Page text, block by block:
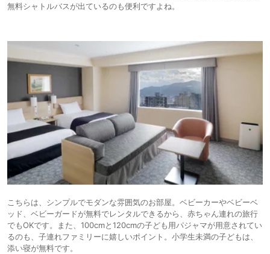
無料シャトルバスが出ているのも便利ですよね。
こちらは、シンプルでモダンな雰囲気のお部屋。ベビーカーやベビーベ
ッド、ベビーガードが無料でレンタルできるから、赤ちゃん連れの旅行
でもOKです。また、100cmと120cmの子ども用パジャマが用意されてい
るのも、子連れファミリーに嬉しいポイント。⼩学⽣未満の⼦どもは、
添い寝が無料です。